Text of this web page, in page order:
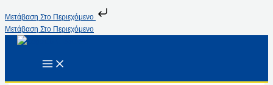
Μετάβαση Στο Περιεχόμενο
Μετάβαση Στο Περιεχόμενο